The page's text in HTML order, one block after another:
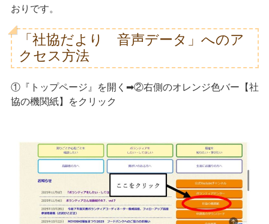
おりです。
「社協だより 音声データ」へのア
クセス方法
①『トップページ』を開く➡②右側のオレンジ色バー【社
協の機関紙】をクリック